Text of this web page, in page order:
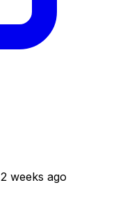
weeks ago